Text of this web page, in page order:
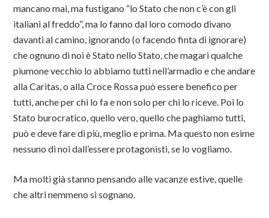
mancano mai, ma fustigano “lo Stato che non c’è con gli
italiani al freddo”, ma lo fanno dal loro comodo divano
davanti al camino, ignorando (o facendo finta di ignorare)
che ognuno di noi è Stato nello Stato, che magari qualche
piumone vecchio lo abbiamo tutti nell’armadio e che andare
alla Caritas, o alla Croce Rossa può essere benefico per
tutti, anche per chi lo fa e non solo per chi lo riceve. Poi lo
Stato burocratico, quello vero, quello che paghiamo tutti,
può e deve fare di più, meglio e prima. Ma questo non esime
nessuno di noi dall’essere protagonisti, se lo vogliamo.
Ma molti già stanno pensando alle vacanze estive, quelle
che altri nemmeno si sognano.